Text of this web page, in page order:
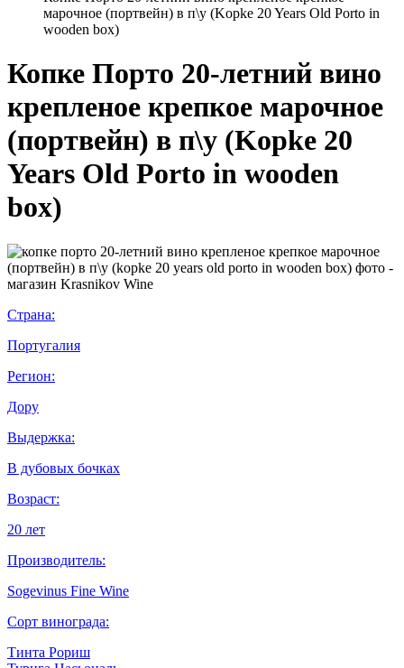
марочное (портвейн) в п\у (Kopke 20 Years Old Porto in
wooden box)
Копке Порто 20-летний вино
крепленое крепкое марочное
(портвейн) в п\у (Kopke 20
Years Old Porto in wooden
box)
Страна:
Португалия
Регион:
Дору
Выдержка:
В дубовых бочках
Возраст:
20 лет
Производитель:
Sogevinus Fine Wine
Сорт винограда:
Тинта Рориш